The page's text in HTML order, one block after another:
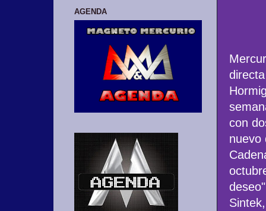
con
nuevo
AGENDA